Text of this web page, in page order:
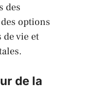
des
options
de vie et
de la